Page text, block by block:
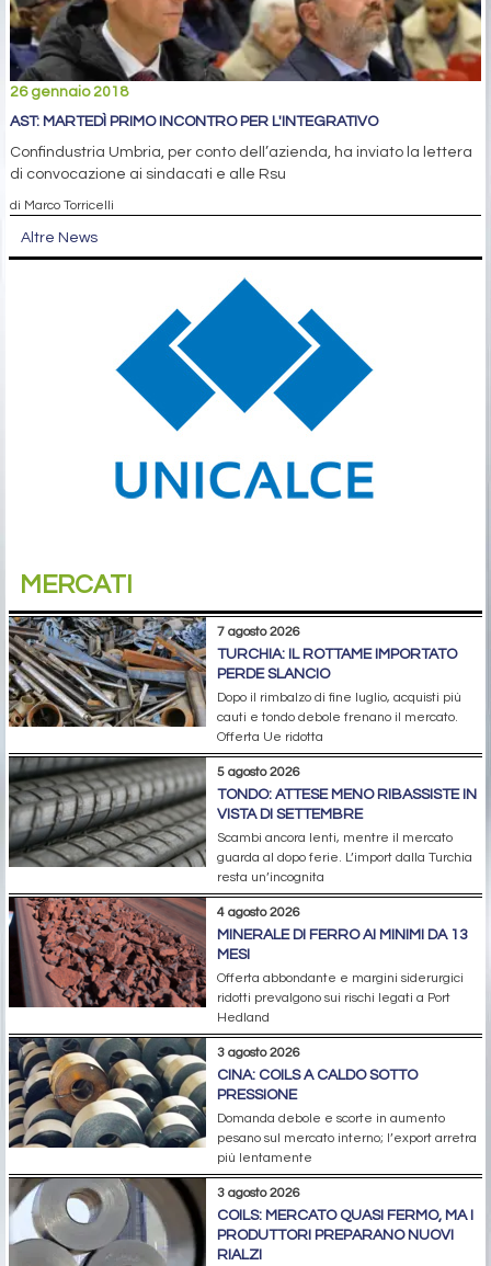
26 gennaio 2018
AST: MARTEDÌ PRIMO INCONTRO PER L'INTEGRATIVO
Confindustria Umbria, per conto dell’azienda, ha inviato la lettera
di convocazione ai sindacati e alle Rsu
di Marco Torricelli
Altre News
MERCATI
7 agosto 2026
TURCHIA: IL ROTTAME IMPORTATO
PERDE SLANCIO
Dopo il rimbalzo di fine luglio, acquisti più
cauti e tondo debole frenano il mercato.
Offerta Ue ridotta
5 agosto 2026
TONDO: ATTESE MENO RIBASSISTE IN
VISTA DI SETTEMBRE
Scambi ancora lenti, mentre il mercato
guarda al dopo ferie. L’import dalla Turchia
resta un’incognita
4 agosto 2026
MINERALE DI FERRO AI MINIMI DA 13
MESI
Offerta abbondante e margini siderurgici
ridotti prevalgono sui rischi legati a Port
Hedland
3 agosto 2026
CINA: COILS A CALDO SOTTO
PRESSIONE
Domanda debole e scorte in aumento
pesano sul mercato interno; l’export arretra
più lentamente
3 agosto 2026
COILS: MERCATO QUASI FERMO, MA I
PRODUTTORI PREPARANO NUOVI
RIALZI